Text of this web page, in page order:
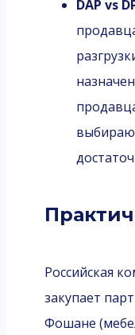
DAP vs
Российская
закупает
Фошане